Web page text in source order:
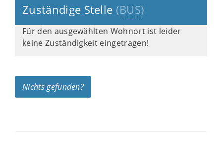
Zuständige Stelle (BUS)
Für den ausgewählten Wohnort ist leider
keine Zuständigkeit eingetragen!
Nichts gefunden?